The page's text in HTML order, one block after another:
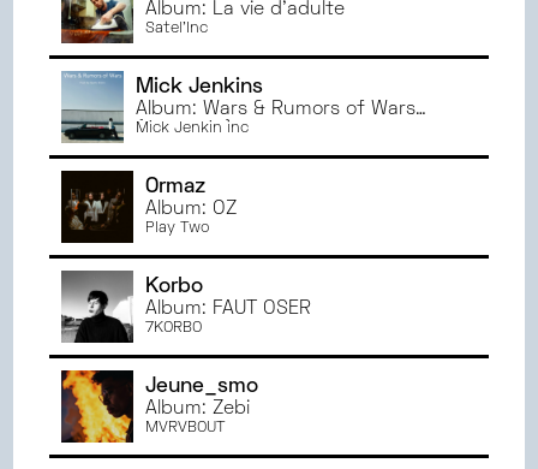
MARS
2023
FÉVRIER
JANVIER 2023
JUIN 2022
MAI2022
AVRIL
MARS
2022
Album: La vie d'adulte
Satel'Inc
Mick Jenkins
Album: Wars & Rumors of Wars
(Freestyle)
Mick Jenkin inc
Ormaz
Album: OZ
Play Two
Korbo
Album: FAUT OSER
7KORBO
Jeune_smo
Album: Zebi
MVRVBOUT